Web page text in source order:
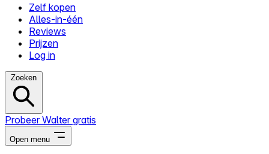
Zelf kopen
Alles-in-één
Reviews
Prijzen
Log in
Zoeken
Probeer Walter gratis
Open menu